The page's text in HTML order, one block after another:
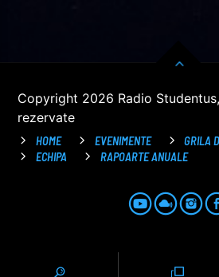
Copyright 2026 Radio
rezervate
HOME EVENIMENTE GRILA
ECHIPA
RAPOARTE ANUALE